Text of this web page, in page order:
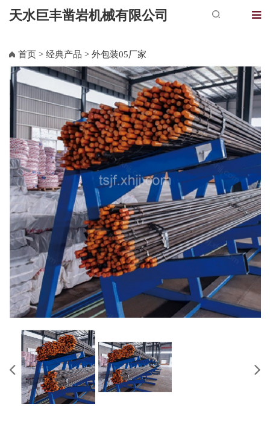
天水巨丰凿岩机械有限公司
首页 > 经典产品 > 外包装05厂家